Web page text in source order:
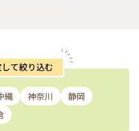
お店を出ました。 #ヒーリン
っぷ#谷根千散歩#カヤバ珈琲#モ
て絞り込む
縄 神奈川
静岡